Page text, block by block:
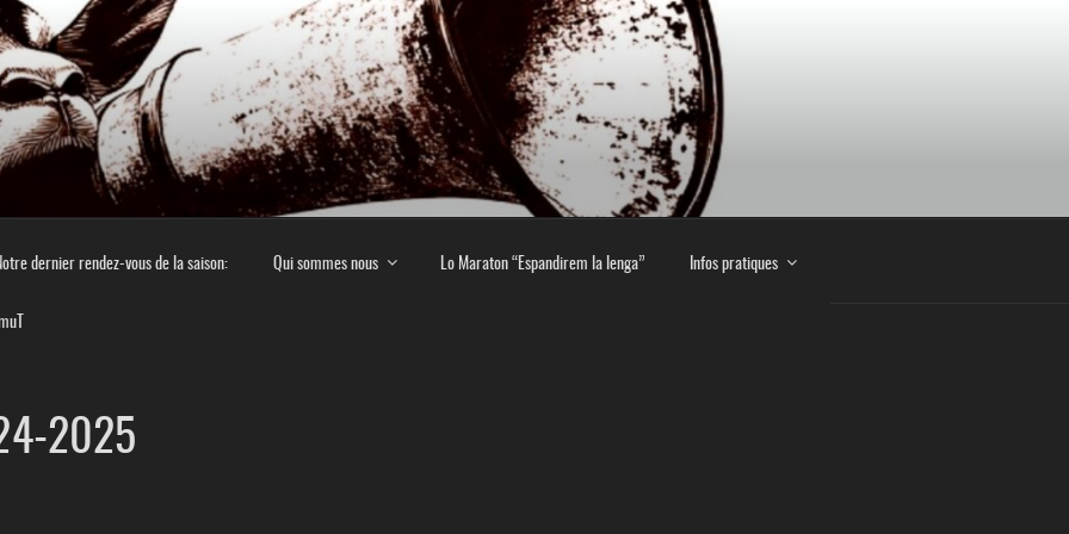
MONTAGNE NOIRE
en Montagne Noire
dernier rendez-vous de la saison: Qui sommes nous Lo Maraton “Espandirem la lenga” Infos pratiques
2025